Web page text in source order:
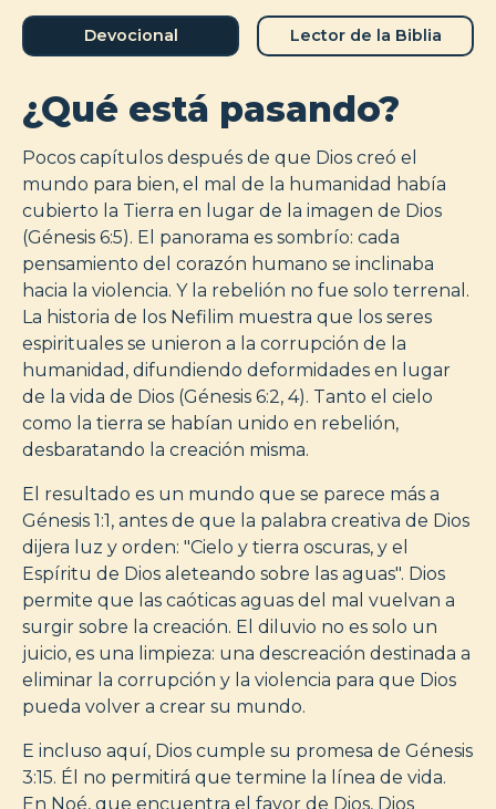
Devocional Lector de la Biblia
¿Qué está pasando?
Pocos capítulos después de que Dios creó el
mundo para bien, el mal de la humanidad había
cubierto la Tierra en lugar de la imagen de Dios
(Génesis 6:5). El panorama es sombrío: cada
pensamiento del corazón humano se inclinaba
hacia la violencia. Y la rebelión no fue solo terrenal.
La historia de los Nefilim muestra que los seres
espirituales se unieron a la corrupción de la
humanidad, difundiendo deformidades en lugar
de la vida de Dios (Génesis 6:2, 4). Tanto el cielo
como la tierra se habían unido en rebelión,
desbaratando la creación misma.
El resultado es un mundo que se parece más a
Génesis 1:1, antes de que la palabra creativa de Dios
dijera luz y orden: "Cielo y tierra oscuras, y el
Espíritu de Dios aleteando sobre las aguas". Dios
permite que las caóticas aguas del mal vuelvan a
surgir sobre la creación. El diluvio no es solo un
juicio, es una limpieza: una descreación destinada a
eliminar la corrupción y la violencia para que Dios
pueda volver a crear su mundo.
E incluso aquí, Dios cumple su promesa de Génesis
3:15. Él no permitirá que termine la línea de vida.
En Noé, que encuentra el favor de Dios, Dios